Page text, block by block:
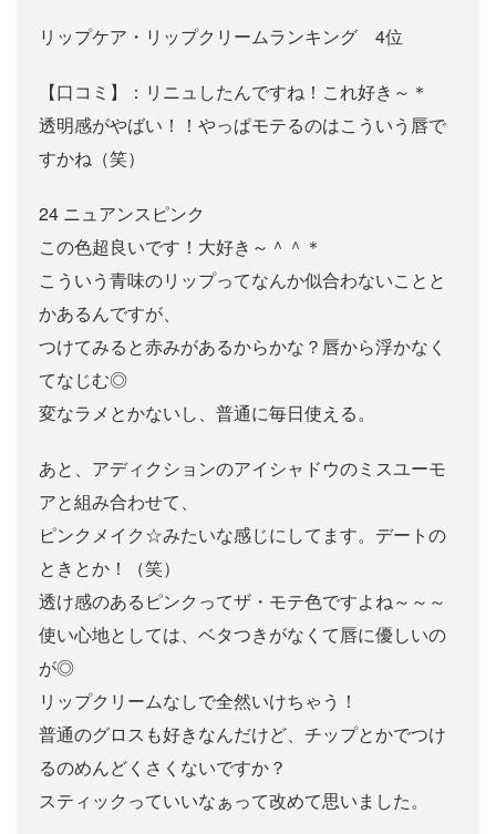
リップケア・リップクリームランキング 4位
【口コミ】：リニュしたんですね！これ好き～＊
透明感がやばい！！やっぱモテるのはこういう唇で
すかね（笑）
24 ニュアンスピンク
この色超良いです！大好き～＾＾＊
こういう青味のリップってなんか似合わないことと
かあるんですが、
つけてみると赤みがあるからかな？唇から浮かなく
てなじむ◎
変なラメとかないし、普通に毎日使える。
あと、アディクションのアイシャドウのミスユーモ
アと組み合わせて、
ピンクメイク☆みたいな感じにしてます。デートの
ときとか！（笑）
透け感のあるピンクってザ・モテ色ですよね～～～
使い心地としては、ベタつきがなくて唇に優しいの
が◎
リップクリームなしで全然いけちゃう！
普通のグロスも好きなんだけど、チップとかでつけ
るのめんどくさくないですか？
スティックっていいなぁって改めて思いました。